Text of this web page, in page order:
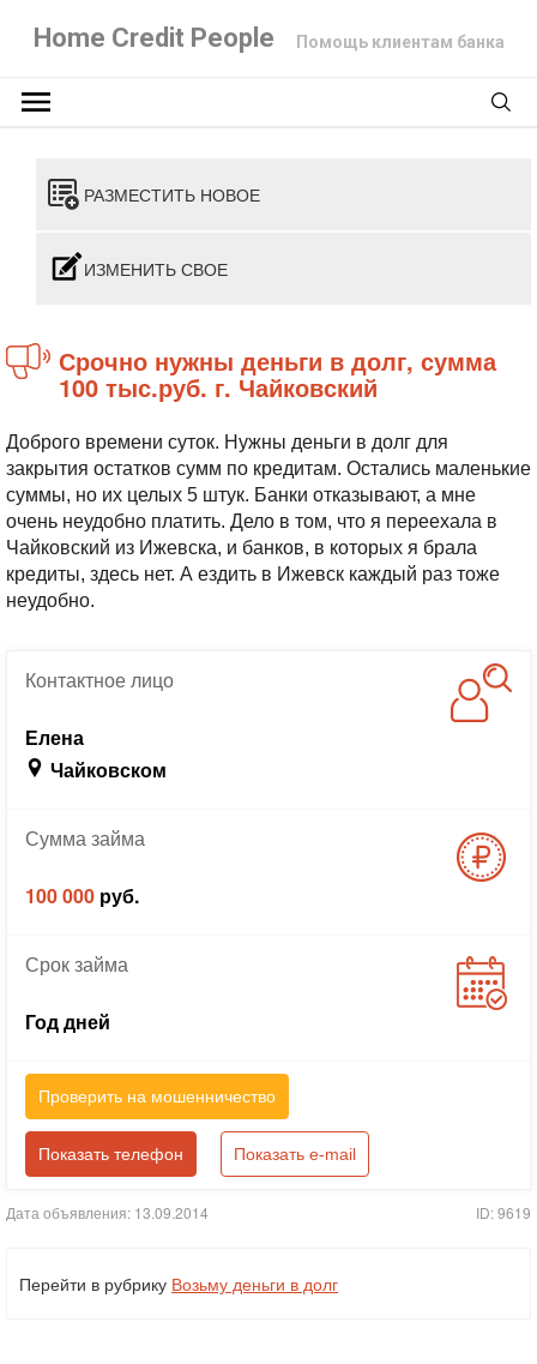
Home Credit People Помощь клиентам банка
РАЗМЕСТИТЬ НОВОЕ
ИЗМЕНИТЬ СВОЕ
Срочно нужны деньги в долг, сумма
100 тыс.руб. г. Чайковский
Доброго времени суток. Нужны деньги в долг для
закрытия остатков сумм по кредитам. Остались маленькие
суммы, но их целых 5 штук. Банки отказывают, а мне
очень неудобно платить. Дело в том, что я переехала в
Чайковский из Ижевска, и банков, в которых я брала
кредиты, здесь нет. А ездить в Ижевск каждый раз тоже
неудобно.
Контактноелицо
Елена
Чайковском
Суммазайма
100 000 руб.
Срокзайма
Год дней
Проверить на мошенничество
Показать телефон Показать e-mail
Дата объявления: 13.09.2014 ID: 9619
Перейти в рубрику Возьму деньги в долг